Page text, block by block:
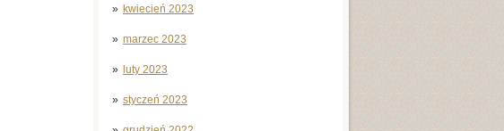
kwiecień 2023
marzec 2023
luty 2023
styczeń 2023